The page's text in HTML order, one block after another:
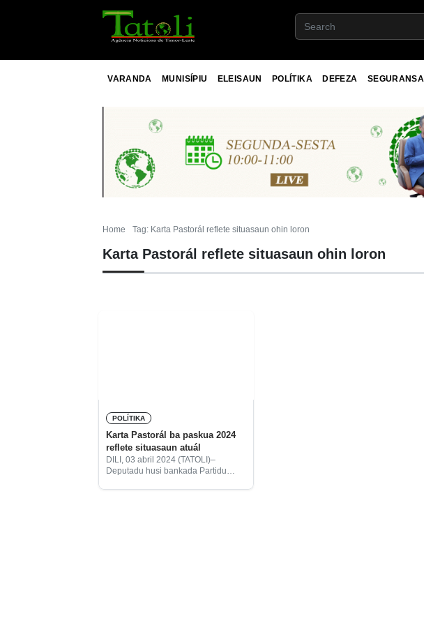
VARANDA MUNISÍPIU ELEISAUN POLÍTIKA DEFEZA SEGURANSA
Home Tag: Karta Pastorál reflete situasaun ohin loron
Karta Pastorál reflete situasaun ohin loron
POLÍTIKA
Karta Pastorál ba paskua 2024
reflete situasaun atuál
DILI, 03 abril 2024 (TATOLI)–
Deputadu husi bankada Partidu